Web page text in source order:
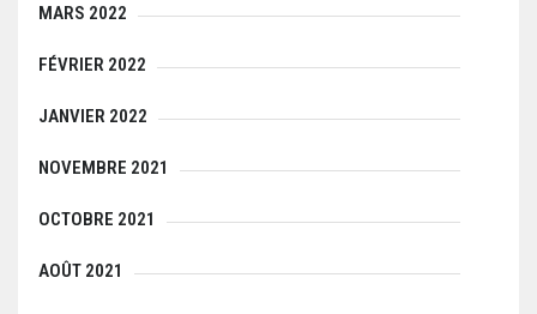
MARS 2022
FÉVRIER 2022
JANVIER 2022
NOVEMBRE 2021
OCTOBRE 2021
AOÛT 2021